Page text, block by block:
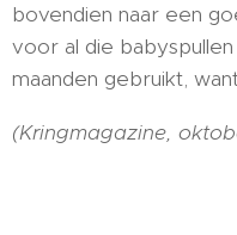
bovendien naar een
voor al die
maanden gebruikt,
(Kringmagazine,